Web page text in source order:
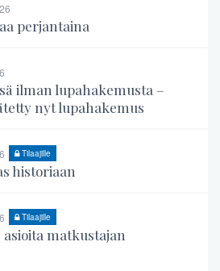
perjantaina
ilman lupahakemusta –
nyt lupahakemus
Tilaajille
historiaan
Tilaajille
matkustajan